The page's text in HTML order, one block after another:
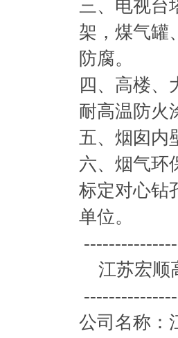
三、电视台
架，煤气罐
防腐。
四、高楼、
耐高温防火
五、烟囱内
六、烟气环
标定对心钻
单位。
江苏宏顺
公司名称：